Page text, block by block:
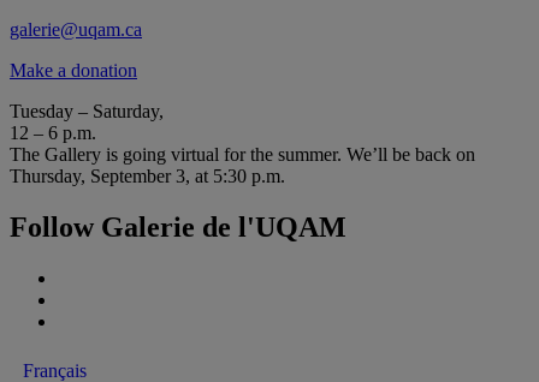
galerie@uqam.ca
Make a donation
Tuesday – Saturday,
12 – 6 p.m.
The Gallery is going virtual for the summer. We’ll be back on
Thursday, September 3, at 5:30 p.m.
Follow Galerie de l'UQAM
Français